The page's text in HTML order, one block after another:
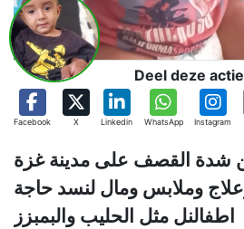
Deel deze
Facebook X Linkedin WhatsApp Instagram
من شدة القصف على مدينة غزة
وملابس ومال لنسد حاجة
اطفالنل مثل الحليب والبمبزز